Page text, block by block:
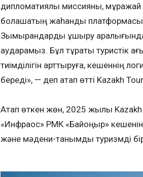
дипломатиялық миссияны, мұражай
болашақтың жаһандық
Зымырандарды ұшыру
аударамыз. Бұл тұрақты туристік
тиімділігін арттыруға, кешеннің
береді», — деп атап өтті Kazakh
Атап өткен жөн, 2025 жылы
«Инфрақос» РМК «Байқоңыр»
және мәдени-танымдық туризмді